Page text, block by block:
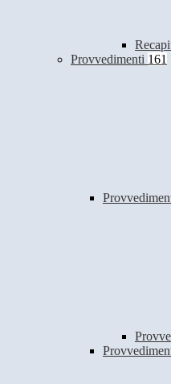
Provvedimenti 161